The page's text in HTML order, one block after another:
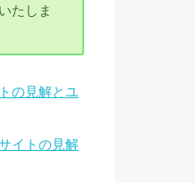
たしま
の見解とユ
イトの見解